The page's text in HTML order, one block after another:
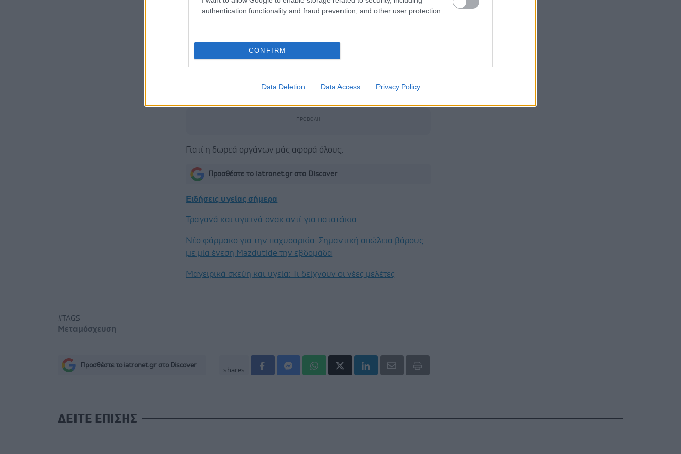
authentication functionality and fraud prevention, and other user protection.
CONFIRM
Data Deletion Data Access Privacy Policy
μπορεί να συμμετάσχει κάθε ενήλικος πολίτης.
τα στελέχη των παραπάνω οργανισμών, τα οποία έχουν
τη δυνατότητα οργάνωσης δράσεων με συλλογική συμμετοχή
εργαζομένων/ μελών, βάσει του ρόλου και της ιδιότητάς
Marketing, Πρόεδρος Συλλόγου κ.λπ.).
Γιατί η δωρεά οργάνων μάς αφορά όλους.
Προσθέστε το iatronet.gr στο Discover
Ειδήσεις υγείας σήμερα
Τραγανά και υγιεινά σνακ αντί για πατατάκια
Νέο φάρμακο για την παχυσαρκία: Σημαντική απώλεια βάρους
με μία ένεση Mazdutide την εβδομάδα
Μαγειρικά σκεύη και υγεία: Τι δείχνουν οι νέες μελέτες
#TAGS
Μεταμόσχευση
Προσθέστε το iatronet.gr στο Discover
shares
ΔΕΙΤΕ ΕΠΙΣΗΣ